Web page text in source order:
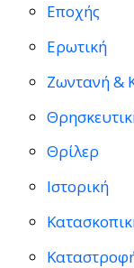
Εποχής
Ερωτική
Ζωντανή &
Θρίλερ
Ιστορική